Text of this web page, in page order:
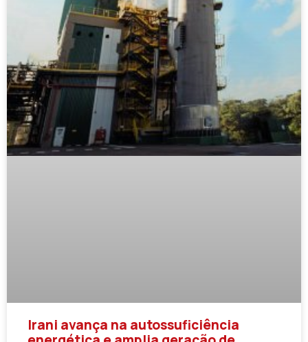
Irani avança na autossuficiência